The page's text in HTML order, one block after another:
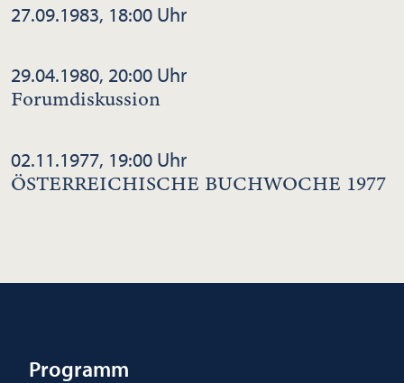
27.09.1983, 18:00 Uhr
29.04.1980, 20:00 Uhr
Forumdiskussion
02.11.1977, 19:00 Uhr
ÖSTERREICHISCHE BUCHWOCHE 1977
Programm